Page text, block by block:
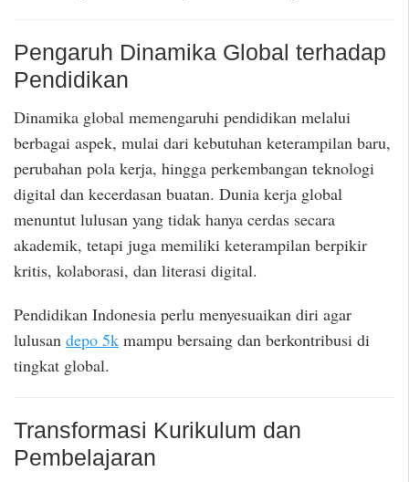
Pengaruh Dinamika Global terhadap
Pendidikan
Dinamika global memengaruhi pendidikan melalui
berbagai aspek, mulai dari kebutuhan keterampilan baru,
perubahan pola kerja, hingga perkembangan teknologi
digital dan kecerdasan buatan. Dunia kerja global
menuntut lulusan yang tidak hanya cerdas secara
akademik, tetapi juga memiliki keterampilan berpikir
kritis, kolaborasi, dan literasi digital.
Pendidikan Indonesia perlu menyesuaikan diri agar
lulusan depo 5k mampu bersaing dan berkontribusi di
tingkat global.
Transformasi Kurikulum dan
Pembelajaran